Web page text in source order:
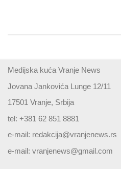
Medijska kuća Vranje News
Jovana Jankovića Lunge 12/11
17501 Vranje, Srbija
tel: +381 62 851 8881
e-mail: redakcija@vranjenews.rs
e-mail: vranjenews@gmail.com